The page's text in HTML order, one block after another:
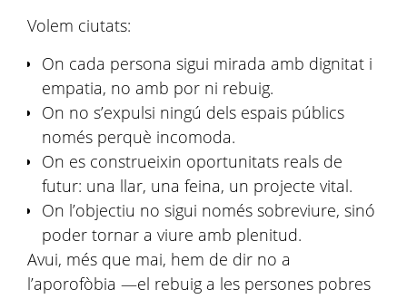
Volem ciutats:
On cada persona sigui mirada amb dignitat i
empatia, no amb por ni rebuig.
On no s’expulsi ningú dels espais públics
només perquè incomoda.
On es construeixin oportunitats reals de
futur: una llar, una feina, un projecte vital.
On l’objectiu no sigui només sobreviure, sinó
poder tornar a viure amb plenitud.
Avui, més que mai, hem de dir no a
l’aporofòbia —el rebuig a les persones pobres